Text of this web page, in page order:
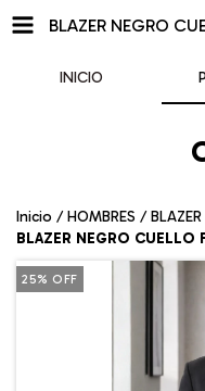
BLAZER NEGRO
INICIO
Inicio / HOMBRES / BLAZER
BLAZER NEGRO CUELLO
25% OFF